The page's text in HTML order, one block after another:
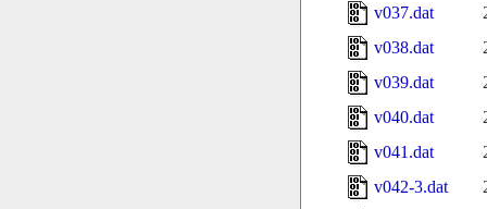
v037.dat
v038.dat
v039.dat
v040.dat
v041.dat
v042-3.dat